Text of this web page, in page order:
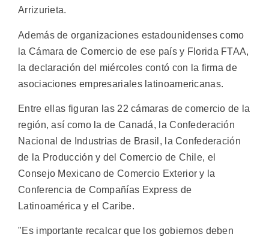
Arrizurieta.
Además de organizaciones estadounidenses como
la Cámara de Comercio de ese país y Florida FTAA,
la declaración del miércoles contó con la firma de
asociaciones empresariales latinoamericanas.
Entre ellas figuran las 22 cámaras de comercio de la
región, así como la de Canadá, la Confederación
Nacional de Industrias de Brasil, la Confederación
de la Producción y del Comercio de Chile, el
Consejo Mexicano de Comercio Exterior y la
Conferencia de Compañías Express de
Latinoamérica y el Caribe.
"Es importante recalcar que los gobiernos deben